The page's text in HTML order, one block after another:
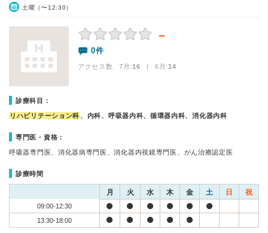
土曜（〜12:30）
－
0件
アクセス数 7月:16 | 6月:14
診療科目：
リハビリテーション科 、内科、呼吸器内科、循環器内科、消化器内科
専門医・資格：
呼吸器専門医、消化器病専門医、消化器内視鏡専門医、がん治療認定医
診療時間
月 火 水 木 金 土 日 祝
09:00-12:30
13:30-18:00